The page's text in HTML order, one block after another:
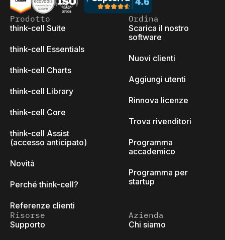
Prodotto
think-cell Suite
think-cell Essentials
think-cell Charts
think-cell Library
think-cell Core
think-cell Assist
(accesso anticipato)
Novità
Perché think-cell?
Referenze clienti
Ordina
Scarica il nostro
software
Nuovi clienti
Aggiungi utenti
Rinnova licenze
Trova rivenditori
Programma
accademico
Programma per
startup
Risorse
Supporto
Azienda
Chi siamo